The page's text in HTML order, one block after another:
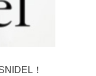
！